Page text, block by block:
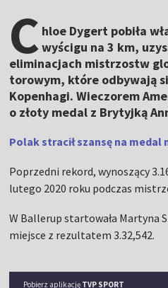
C hloe Dygert pobiła
wyścigu na 3 km,
eliminacjach mistrzostw
torowym, które odbywają
Kopenhagi. Wieczorem
o złoty medal z Brytyjką
Polak stracił szansę na
Poprzedni rekord, wynoszący
lutego 2020 roku podczas
W Ballerup startowała Martyna
miejsce z rezultatem 3.32,542.
Pobierz aplikację TVP SPORT